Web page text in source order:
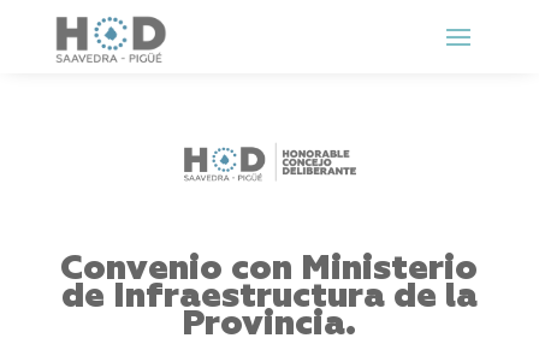
Convenio con Ministerio
de Infraestructura de la
Provincia.